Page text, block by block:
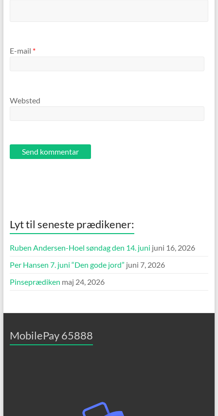
E-mail *
Websted
Lyt til seneste prædikener:
Ruben Andersen-Hoel søndag den 14. juni juni 16, 2026
Per Hansen 7. juni “Den gode jord” juni 7, 2026
Pinseprædiken maj 24, 2026
MobilePay 65888